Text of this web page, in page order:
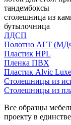
тандембоксы
столешница из
бутылочница
ЛДСП
Полотно АГТ
Пластик HPL
Пленка ПВХ
Пластик Alvic Luxe
Столешницы из
Столешницы из
Все образцы
проекту в